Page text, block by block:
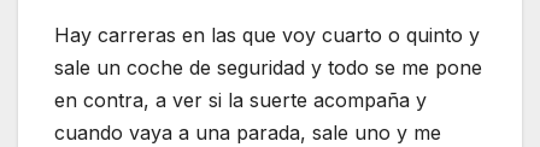
Hay carreras en las que voy cuarto o quinto y
sale un coche de seguridad y todo se me pone
en contra, a ver si la suerte acompaña y
cuando vaya a una parada, sale uno y me